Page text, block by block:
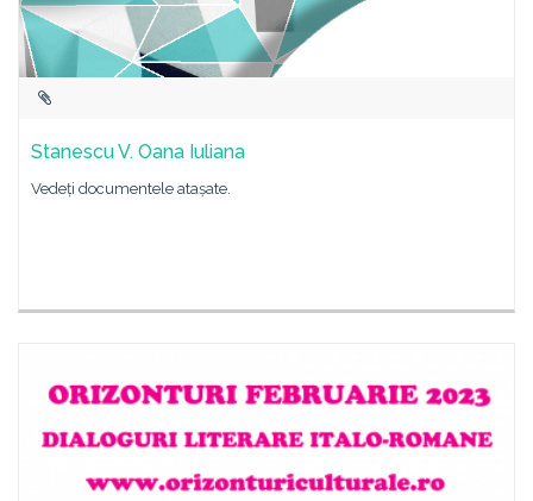
Stanescu V. Oana Iuliana
Vedeți documentele atașate.